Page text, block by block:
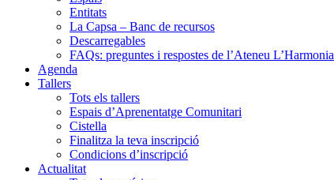
Entitats
La Capsa – Banc de recursos
Descarregables
FAQs: preguntes i respostes de l’Ateneu L’Harmonia
Agenda
Tallers
Tots els tallers
Espais d’Aprenentatge Comunitari
Cistella
Finalitza la teva inscripció
Condicions d’inscripció
Actualitat